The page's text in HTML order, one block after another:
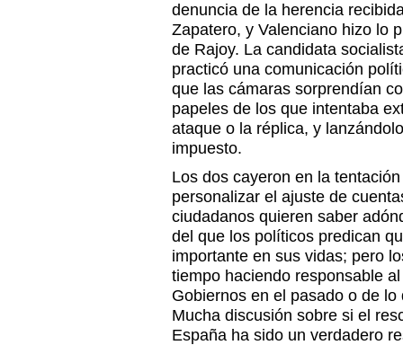
denuncia de la herencia
Zapatero, y Valenciano hizo lo
de Rajoy. La candidata
practicó una comunicación
que las cámaras sorprendían
papeles de los que intentaba
ataque o la réplica, y
impuesto.
Los dos cayeron en la
personalizar el ajuste de
ciudadanos quieren saber
del que los políticos predican
importante en sus vidas; pero
tiempo haciendo responsable
Gobiernos en el pasado o de
Mucha discusión sobre si el
España ha sido un verdadero